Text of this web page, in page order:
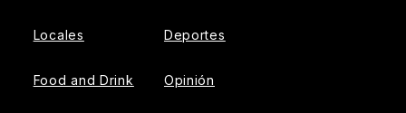
Locales
Food and Drink
Deportes
Opinión